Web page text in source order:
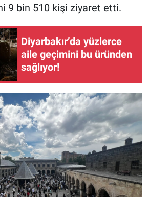
9 bin 510 kişi ziyaret etti.
Diyarbakır’da yüzlerce
aile geçimini bu üründen
sağlıyor!